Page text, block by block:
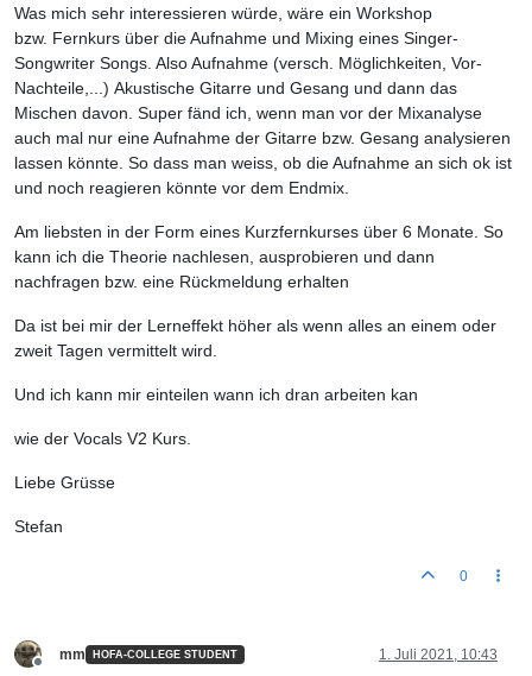
Was mich sehr interessieren würde, wäre ein Workshop
bzw. Fernkurs über die Aufnahme und Mixing eines Singer-
Songwriter Songs. Also Aufnahme (versch. Möglichkeiten, Vor-
Nachteile,...) Akustische Gitarre und Gesang und dann das
Mischen davon. Super fänd ich, wenn man vor der Mixanalyse
auch mal nur eine Aufnahme der Gitarre bzw. Gesang analysieren
lassen könnte. So dass man weiss, ob die Aufnahme an sich ok ist
und noch reagieren könnte vor dem Endmix.
Am liebsten in der Form eines Kurzfernkurses über 6 Monate. So
kann ich die Theorie nachlesen, ausprobieren und dann
nachfragen bzw. eine Rückmeldung erhalten
Da ist bei mir der Lerneffekt höher als wenn alles an einem oder
zweit Tagen vermittelt wird.
Und ich kann mir einteilen wann ich dran arbeiten kan
wie der Vocals V2 Kurs.
Liebe Grüsse
Stefan
0
mm HOFA-COLLEGE STUDENT 1. Juli 2021, 10:43